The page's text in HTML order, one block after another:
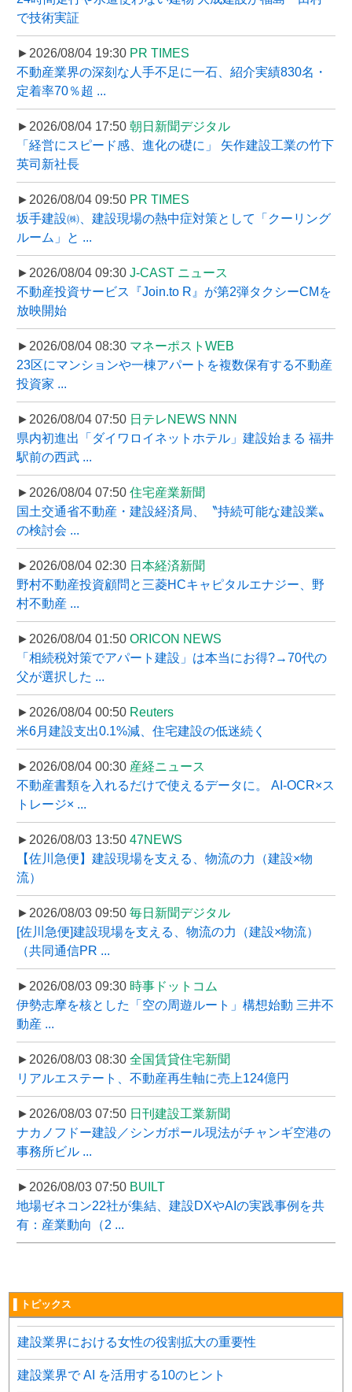
で技術実証
►2026/08/04 19:30 PR TIMES
不動産業界の深刻な人手不足に一石、紹介実績830名・
定着率70％超 ...
►2026/08/04 17:50 朝日新聞デジタル
「経営にスピード感、進化の礎に」 矢作建設工業の竹下
英司新社長
►2026/08/04 09:50 PR TIMES
坂手建設㈱、建設現場の熱中症対策として「クーリング
ルーム」と ...
►2026/08/04 09:30 J-CAST ニュース
不動産投資サービス『Join.to R』が第2弾タクシーCMを
放映開始
►2026/08/04 08:30 マネーポストWEB
23区にマンションや一棟アパートを複数保有する不動産
投資家 ...
►2026/08/04 07:50 日テレNEWS NNN
県内初進出「ダイワロイネットホテル」建設始まる 福井
駅前の西武 ...
►2026/08/04 07:50 住宅産業新聞
国土交通省不動産・建設経済局、〝持続可能な建設業〟
の検討会 ...
►2026/08/04 02:30 日本経済新聞
野村不動産投資顧問と三菱HCキャピタルエナジー、野
村不動産 ...
►2026/08/04 01:50 ORICON NEWS
「相続税対策でアパート建設」は本当にお得?→70代の
父が選択した ...
►2026/08/04 00:50 Reuters
米6月建設支出0.1%減、住宅建設の低迷続く
►2026/08/04 00:30 産経ニュース
不動産書類を入れるだけで使えるデータに。 AI-OCR×ス
トレージ× ...
►2026/08/03 13:50 47NEWS
【佐川急便】建設現場を支える、物流の力（建設×物
流）
►2026/08/03 09:50 毎日新聞デジタル
[佐川急便]建設現場を支える、物流の力（建設×物流）
（共同通信PR ...
►2026/08/03 09:30 時事ドットコム
伊勢志摩を核とした「空の周遊ルート」構想始動 三井不
動産 ...
►2026/08/03 08:30 全国賃貸住宅新聞
リアルエステート、不動産再生軸に売上124億円
►2026/08/03 07:50 日刊建設工業新聞
ナカノフドー建設／シンガポール現法がチャンギ空港の
事務所ビル ...
►2026/08/03 07:50 BUILT
地場ゼネコン22社が集結、建設DXやAIの実践事例を共
有：産業動向（2 ...
▌トピックス
建設業界における女性の役割拡大の重要性
建設業界で AI を活用する10のヒント